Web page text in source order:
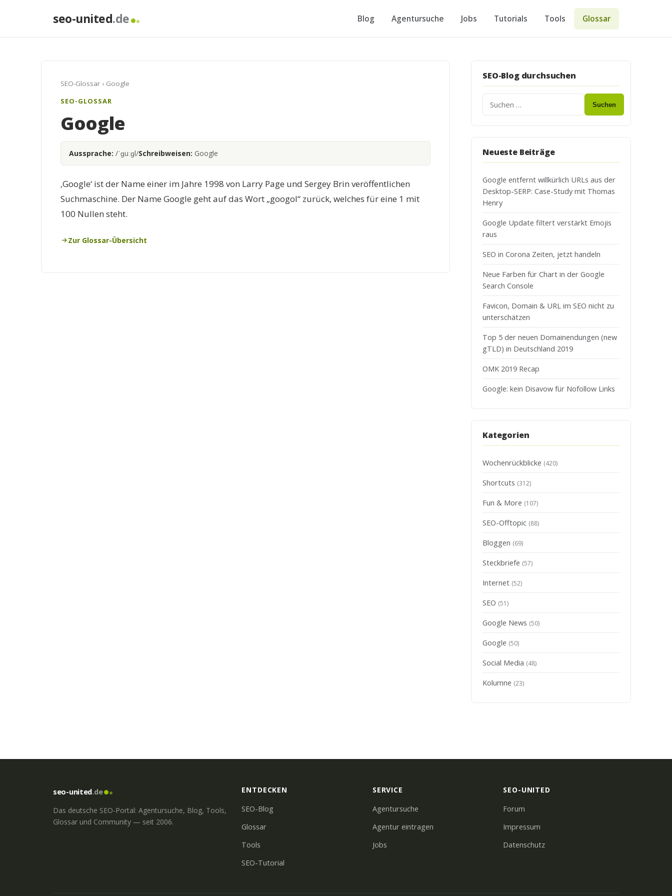
seo-united.de Blog Agentursuche Jobs Tutorials Tools Glossar
SEO-Glossar › Google
SEO-GLOSSAR
Google
Aussprache: /ˈɡuːɡl/Schreibweisen: Google
‚Google‘ ist der Name einer im Jahre 1998 von Larry Page und Sergey Brin veröffentlichen
Suchmaschine. Der Name Google geht auf das Wort „googol“ zurück, welches für eine 1 mit
100 Nullen steht.
Zur Glossar-Übersicht
SEO-Blog durchsuchen
Suchen
Neueste Beiträge
Google entfernt willkürlich URLs aus der
Desktop-SERP: Case-Study mit Thomas
Henry
Google Update filtert verstärkt Emojis
raus
SEO in Corona Zeiten, jetzt handeln
Neue Farben für Chart in der Google
Search Console
Favicon, Domain & URL im SEO nicht zu
unterschätzen
Top 5 der neuen Domainendungen (new
gTLD) in Deutschland 2019
OMK 2019 Recap
Google: kein Disavow für Nofollow Links
Kategorien
Wochenrückblicke (420)
Shortcuts (312)
Fun & More (107)
SEO-Offtopic (88)
Bloggen (69)
Steckbriefe (57)
Internet (52)
SEO (51)
Google News (50)
Google (50)
Social Media (48)
Kolumne (23)
seo-united.de
Das deutsche SEO-Portal: Agentursuche, Blog, Tools,
Glossar und Community — seit 2006.
ENTDECKEN
SEO-Blog
Glossar
Tools
SEO-Tutorial
SERVICE
Agentursuche
Agentur eintragen
Jobs
SEO-UNITED
Forum
Impressum
Datenschutz